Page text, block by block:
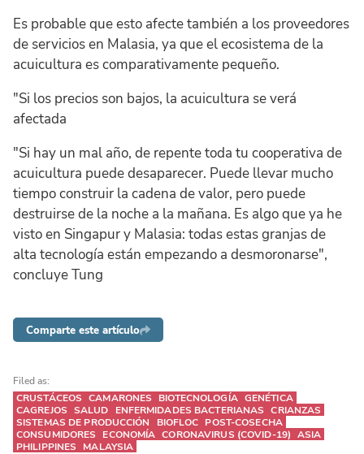
Es probable que esto afecte también a los proveedores
de servicios en Malasia, ya que el ecosistema de la
acuicultura es comparativamente pequeño.
"Si los precios son bajos, la acuicultura se verá
afectada
"Si hay un mal año, de repente toda tu cooperativa de
acuicultura puede desaparecer. Puede llevar mucho
tiempo construir la cadena de valor, pero puede
destruirse de la noche a la mañana. Es algo que ya he
visto en Singapur y Malasia: todas estas granjas de
alta tecnología están empezando a desmoronarse",
concluye Tung
Comparte este artículo
Filed as:
CRUSTÁCEOS CAMARONES BIOTECNOLOGÍA GENÉTICA
CAGREJOS SALUD ENFERMIDADES BACTERIANAS CRIANZAS
SISTEMAS DE PRODUCCIÓN
BIOFLOC POST-COSECHA
CONSUMIDORES
ECONOMÍA CORONAVIRUS (COVID-19) ASIA
PHILIPPINES
MALAYSIA